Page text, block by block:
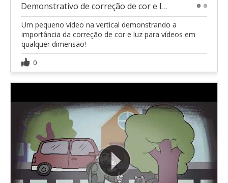
Demonstrativo de correção de cor e luz Surf
Um pequeno vídeo na vertical demonstrando a
importância da correção de cor e luz para vídeos em
qualquer dimensão!
0